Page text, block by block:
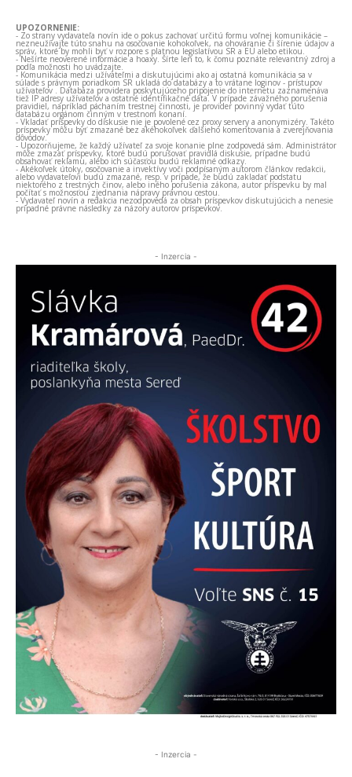
UPOZORNENIE:
- Zo strany vydavateľa novín ide o pokus zachovať určitú formu voľnej komunikácie –
nezneužívajte túto snahu na osočovanie kohokoľvek, na ohováranie či šírenie údajov a
správ, ktoré by mohli byť v rozpore s platnou legislatívou SR a EÚ alebo etikou.
- Nešírte neoverené informácie a hoaxy. Šírte len to, k čomu poznáte relevantný zdroj a
podľa možnosti ho uvádzajte.
- Komunikácia medzi užívateľmi a diskutujúcimi ako aj ostatná komunikácia sa v
súlade s právnym poriadkom SR ukladá do databázy a to vrátane loginov - prístupov
užívateľov . Databáza providera poskytujúceho pripojenie do internetu zaznamenáva
tiež IP adresy užívateľov a ostatné identifikačné dáta. V prípade závažného porušenia
pravidiel, napríklad páchaním trestnej činnosti, je provider povinný vydať túto
databázu orgánom činným v trestnom konaní.
- Vkladať príspevky do diskusie nie je povolené cez proxy servery a anonymizéry. Takéto
príspevky môžu byť zmazané bez akéhokoľvek ďalšieho komentovania a zverejňovania
dôvodov.
- Upozorňujeme, že každý užívateľ za svoje konanie plne zodpovedá sám. Administrátor
môže zmazať príspevky, ktoré budú porušovať pravidlá diskusie, prípadne budú
obsahovať reklamu, alebo ich súčasťou budú reklamné odkazy.
- Akékoľvek útoky, osočovanie a invektívy voči podpísaným autorom článkov redakcii,
alebo vydavateľovi budú zmazané, resp. v prípade, že budú zakladať podstatu
niektorého z trestných činov, alebo iného porušenia zákona, autor príspevku by mal
počítať s možnosťou zjednania nápravy právnou cestou.
- Vydavateľ novín a redakcia nezodpovedá za obsah príspevkov diskutujúcich a nenesie
prípadné právne následky za názory autorov príspevkov.
- Inzercia -
- Inzercia -